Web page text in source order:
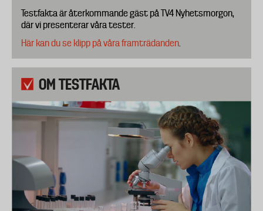
Testfakta är återkommande gäst på TV4 Nyhetsmorgon,
där vi presenterar våra tester.
Här kan du se klipp på våra framträdanden​​​​.
OM TESTFAKTA